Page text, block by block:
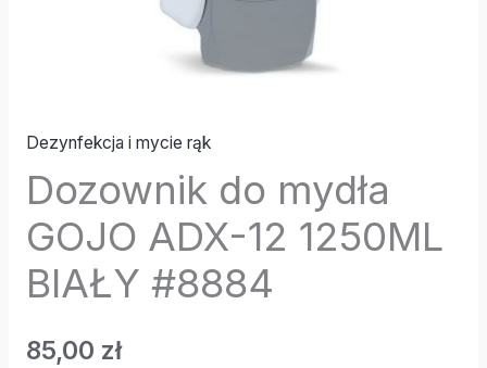
Dezynfekcja i mycie rąk
Dozownik do mydła
GOJO ADX-12 1250ML
BIAŁY #8884
85,00 zł